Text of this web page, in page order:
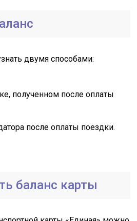
двумя способами:
полученном после оплаты
после оплаты поездки.
баланс карты